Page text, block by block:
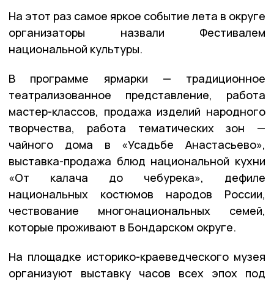
На этот раз самое яркое событие лета в округе
организаторы назвали Фестивалем
национальной культуры.
В программе ярмарки — традиционное
театрализованное представление, работа
мастер-классов, продажа изделий народного
творчества, работа тематических зон —
чайного дома в «Усадьбе Анастасьево»,
выставка-продажа блюд национальной кухни
«От калача до чебурека», дефиле
национальных костюмов народов России,
чествование многонациональных семей,
которые проживают в Бондарском округе.
На площадке историко-краеведческого музея
организуют выставку часов всех эпох под